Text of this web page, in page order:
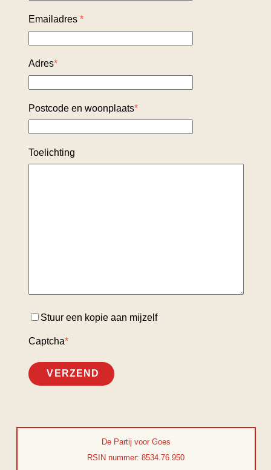
Emailadres *
Adres*
Postcode en woonplaats*
Toelichting
Stuur een kopie aan mijzelf
Captcha*
VERZEND
De Partij voor Goes
RSIN nummer: 8534.76.950